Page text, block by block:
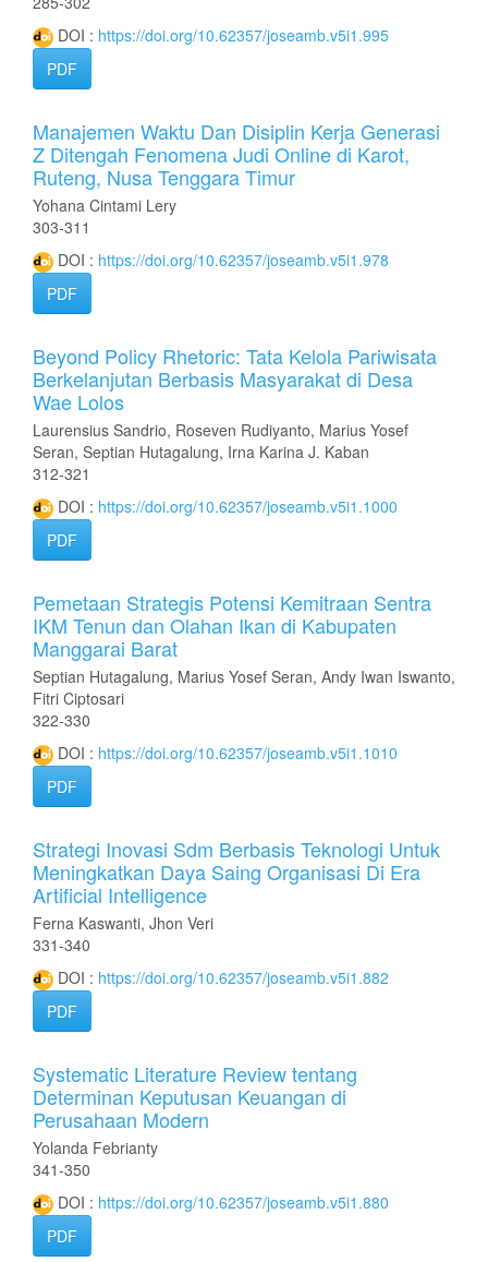
DOI : https://doi.org/10.62357/joseamb.v5i1.995
PDF
Manajemen Waktu Dan Disiplin Kerja Generasi
Z Ditengah Fenomena Judi Online di Karot,
Ruteng, Nusa Tenggara Timur
Yohana Cintami Lery
303-311
DOI : https://doi.org/10.62357/joseamb.v5i1.978
PDF
Beyond Policy Rhetoric: Tata Kelola Pariwisata
Berkelanjutan Berbasis Masyarakat di Desa
Wae Lolos
Laurensius Sandrio, Roseven Rudiyanto, Marius Yosef
Seran, Septian Hutagalung, Irna Karina J. Kaban
312-321
DOI : https://doi.org/10.62357/joseamb.v5i1.1000
PDF
Pemetaan Strategis Potensi Kemitraan Sentra
IKM Tenun dan Olahan Ikan di Kabupaten
Manggarai Barat
Septian Hutagalung, Marius Yosef Seran, Andy Iwan Iswanto,
Fitri Ciptosari
322-330
DOI : https://doi.org/10.62357/joseamb.v5i1.1010
PDF
Strategi Inovasi Sdm Berbasis Teknologi Untuk
Meningkatkan Daya Saing Organisasi Di Era
Artificial Intelligence
Ferna Kaswanti, Jhon Veri
331-340
DOI : https://doi.org/10.62357/joseamb.v5i1.882
PDF
Systematic Literature Review tentang
Determinan Keputusan Keuangan di
Perusahaan Modern
Yolanda Febrianty
341-350
DOI : https://doi.org/10.62357/joseamb.v5i1.880
PDF